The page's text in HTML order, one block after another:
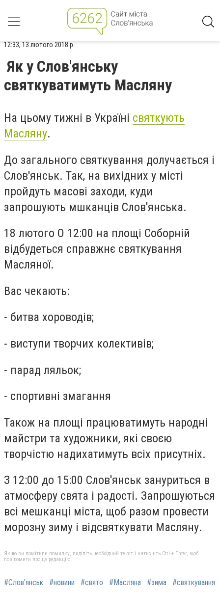
12:33, 13 лютого 2018 р.
Як у Слов'янську
святкуватимуть Масляну
На цьому тижні в Україні святкують
Масляну.
До загального святкування долучається і
Слов'янськ. Так, на вихідних у місті
пройдуть масові заходи, куди
запрошують мшканців Слов'янська.
18 лютого О 12:00 на площі Соборній
відбудеться справжнє святкування
Масляної.
Вас чекають:
- битва хороводів;
- виступи творчих колективів;
- парад ляльок;
- спортивні змагання
Також на площі працюватимуть народні
майстри та художники, які своєю
творчістю надихатимуть всіх присутніх.
З 12:00 до 15:00 Слов'янськ зануриться в
атмосферу свята і радості. Запрошуються
всі мешканці міста, щоб разом провести
морозну зиму і відсвяткувати Масляну.
Якщо ви помітили помилку, виділіть необхідний текст і натисніть Ctrl + Enter, щоб
повідомити про це редакцію
#Слов'янськ #новини #свято #Масляна #зима #святкування